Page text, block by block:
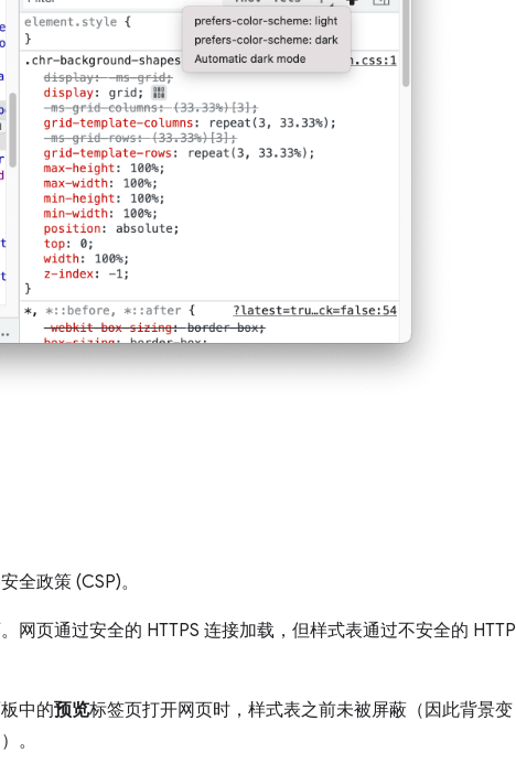
全政策 (CSP)。
网页通过安全的 HTTPS 连接加载，但样式表通过不安全的 HTTP
中的预览标签页打开网页时，样式表之前未被屏蔽（因此背景变
。